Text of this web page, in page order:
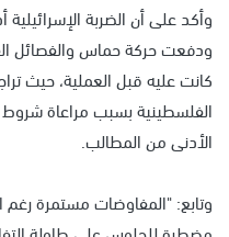
وأكد على أن الضربة
ودفعت حركة حماس والفصائل
كانت عليه قبل العملية، حيث
الفلسطينية بسبب مراعاة شروط
الأدنى من المطالب.
وتابع: "المفاوضات مستمرة رغم